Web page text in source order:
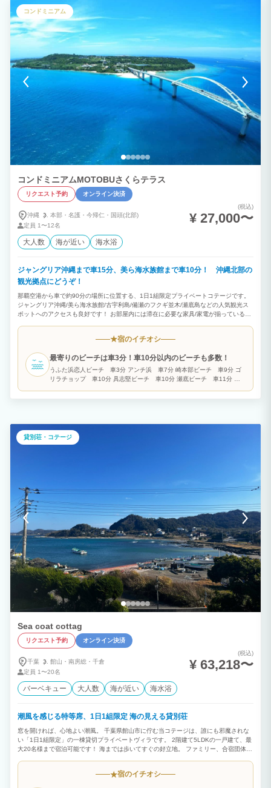
ングの隣には個室トイレもございます。 3階は寝室が2部屋あり、ウェンスティンホテ
ルとシモンズが共同開発したheavenlyキングサイズベッドが1台（ご要望があればシン
グル2台に分けられます）、もう1部屋は小上がりに布団が2枚ございます。そしてマッ
トレスにエアウィーブの布団を敷いておやすみいただけます。 トイレとバスルーム、
洗面台もありますので、ファミリーや友人同士で快適にお過ごしいただけると思いま
す。 ドラム式洗濯機と洗剤、Wi-Fi完備で長期滞在やワーケーションにも最適だと思い
ます。 屋上テラスからは海と美しい夕日を見ることが出来ます。 海と鎌倉の魅力を存
分に味わいながら落ち着いた空間で特別な時間をお楽しみください。 ヴィラ内のレイ
アウトや仕様は季節によって変わる事もございますのでご了承ください。
コンドミニアム
コンドミニアムMOTOBUさくらテラス
リクエスト予約 オンライン決済
沖縄 本部・ 名護・ 今帰仁・ 国頭(北部)
定員 1〜12名
(税込)
¥ 27,000〜
大人数 海が近い 海水浴
ジャングリア沖縄まで車15分、美ら海水族館まで車10分！ 沖縄北部の
観光拠点にどうぞ！
那覇空港から車で約90分の場所に位置する、1日1組限定プライベートコテージです。
ジャングリア沖縄/美ら海水族館/古宇利島/備瀬のフクギ並木/瀬底島などの人気観光ス
ポットへのアクセスも良好です！ お部屋内には滞在に必要な家具/家電が揃っているの
ーム3.3帖/トイレ 収容人数：最大12名 ベッドルーム：①ダブルベッド×2台/②ダブル
★宿のイチオシ
最寄りのビーチは車3分！車10分以内のビーチも多数！
うふた浜恋人ビーチ 車3分 アンチ浜 車7分 崎本部ビーチ 車9分 ゴ
リラチョップ 車10分 具志堅ビーチ 車10分 瀬底ビーチ 車11分 エ
貸別荘・コテージ
Sea coat cottag
リクエスト予約 オンライン決済
千葉 館山・ 南房総・ 千倉
定員 1〜20名
(税込)
¥ 63,218〜
バーベキュー 大人数 海が近い 海水浴
潮風を感じる特等席、1日1組限定 海の見える貸別荘
窓を開ければ、心地よい潮風。 千葉県館山市に佇む当コテージは、誰にも邪魔されな
い「1日1組限定」の一棟貸切プライベートヴィラです。 2階建て5LDKの一戸建て、最
大20名様まで宿泊可能です！ 海までは歩いてすぐの好立地。 ファミリー、合宿団体、
インアラジン）完備■ リビングにプロジェクターを設置しております。 お気に入りの
★宿のイチオシ